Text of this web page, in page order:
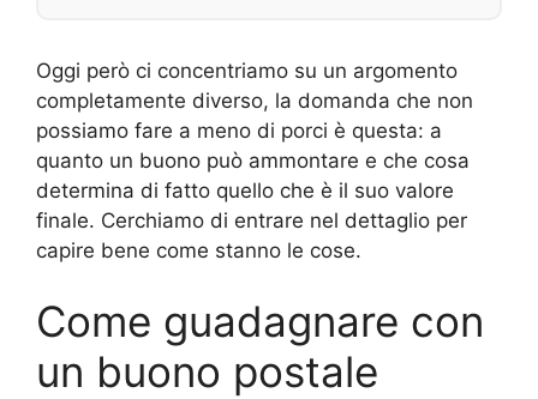
Oggi però ci concentriamo su un argomento
completamente diverso, la domanda che non
possiamo fare a meno di porci è questa: a
quanto un buono può ammontare e che cosa
determina di fatto quello che è il suo valore
finale. Cerchiamo di entrare nel dettaglio per
capire bene come stanno le cose.
Come guadagnare con
un buono postale